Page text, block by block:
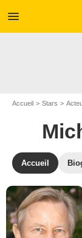
menu
Accueil Stars
Accueil